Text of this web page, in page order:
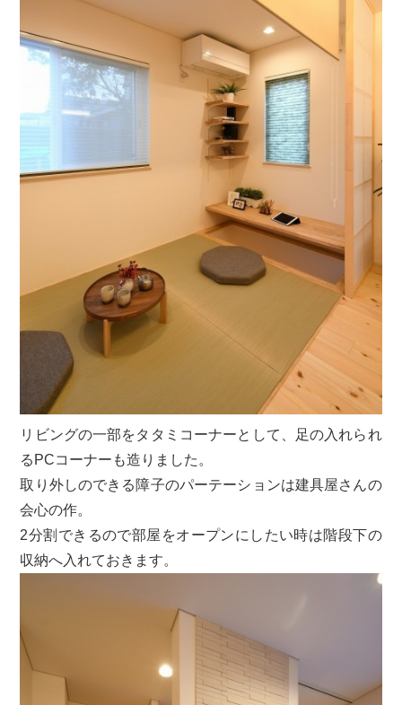
リビングの一部をタタミコーナーとして、足の入れられ
るPCコーナーも造りました。
取り外しのできる障子のパーテーションは建具屋さんの
会心の作。
2分割できるので部屋をオープンにしたい時は階段下の
収納へ入れておきます。